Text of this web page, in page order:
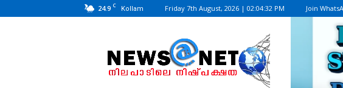
24.9 C Kollam Friday 7th August, 2026 | 02:04:32 PM Join
News@Net
|
www.newsatnet.com